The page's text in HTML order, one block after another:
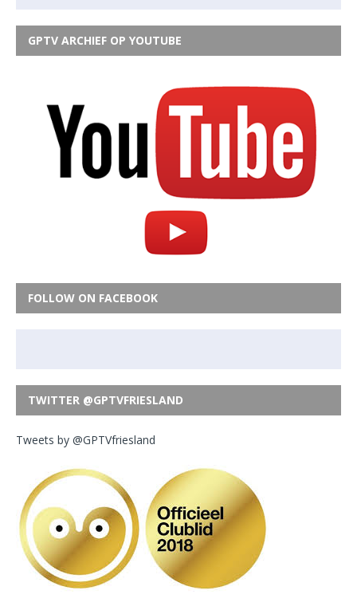
GPTV ARCHIEF OP YOUTUBE
FOLLOW ON FACEBOOK
TWITTER @GPTVFRIESLAND
Tweets by @GPTVfriesland